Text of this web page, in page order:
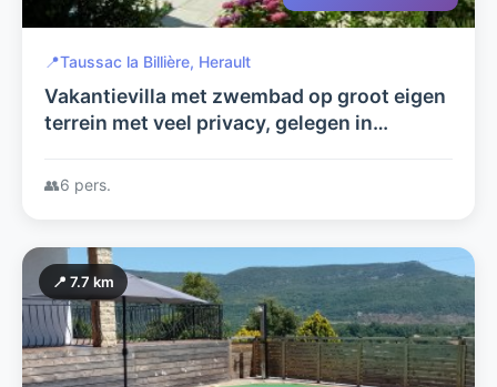
📍Taussac la Billière, Herault
Vakantievilla met zwembad op groot eigen
terrein met veel privacy, gelegen in
👥6 pers.
📍 7.7 km